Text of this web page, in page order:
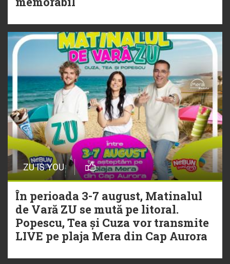
ZU IS YOU
În perioada 3-7 august, Matinalul
de Vară ZU se mută pe litoral.
Popescu, Tea și Cuza vor transmite
LIVE pe plaja Mera din Cap Aurora